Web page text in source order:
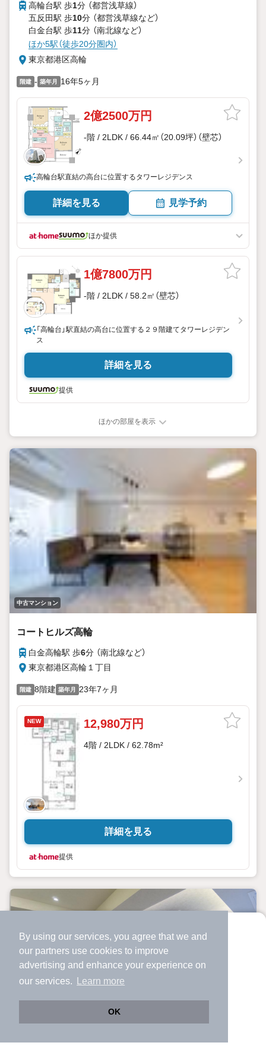
By using our services, you agree that we and
our partners use cookies to improve
advertising and enhance your experience on
our services.
Learn more
OK
より使いやすくなった
アプリで物件探ししませんか？
サクサク動く地図で物件検索
高輪台駅 歩1分 （都営浅草線）
五反田駅 歩10分 （都営浅草線など）
白金台駅 歩11分 （南北線など）
ほか5駅（徒歩20分圏内）
東京都港区高輪
階建 - 築年月 16年5ヶ月
2億2500万円
-階 / 2LDK / 66.44㎡（20.09坪）（壁芯）
高輪台駅直結の高台に位置するタワーレジデンス
詳細を見る 見学予約
ほか提供
1億7800万円
-階 / 2LDK / 58.2㎡（壁芯）
「高輪台」駅直結の高台に位置する２９階建てタワーレジデン
ス
詳細を見る
提供
ほかの部屋を表示
中古マンション
コートヒルズ高輪
白金高輪駅 歩6分 （南北線など）
東京都港区高輪１丁目
階建 8階建 築年月 23年7ヶ月
NEW 12,980万円
4階 / 2LDK / 62.78m²
詳細を見る
提供